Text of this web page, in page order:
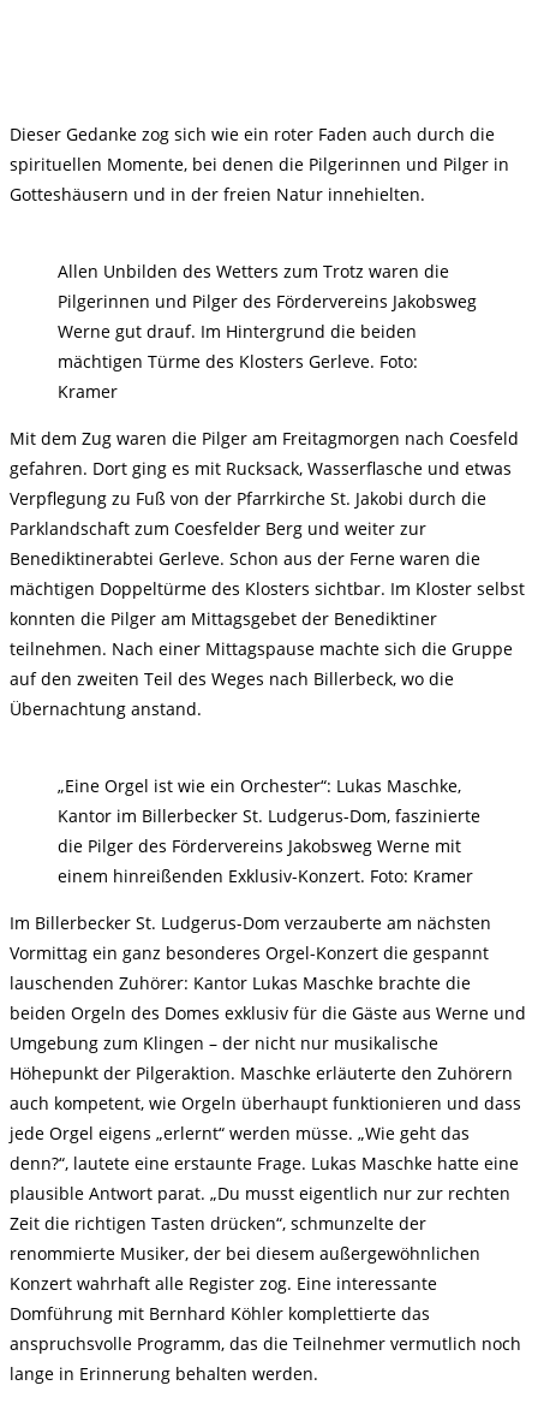
Dieser Gedanke zog sich wie ein roter Faden auch durch die
spirituellen Momente, bei denen die Pilgerinnen und Pilger in
Gotteshäusern und in der freien Natur innehielten.
Allen Unbilden des Wetters zum Trotz waren die
Pilgerinnen und Pilger des Fördervereins Jakobsweg
Werne gut drauf. Im Hintergrund die beiden
mächtigen Türme des Klosters Gerleve. Foto:
Kramer
Mit dem Zug waren die Pilger am Freitagmorgen nach Coesfeld
gefahren. Dort ging es mit Rucksack, Wasserflasche und etwas
Verpflegung zu Fuß von der Pfarrkirche St. Jakobi durch die
Parklandschaft zum Coesfelder Berg und weiter zur
Benediktinerabtei Gerleve. Schon aus der Ferne waren die
mächtigen Doppeltürme des Klosters sichtbar. Im Kloster selbst
konnten die Pilger am Mittagsgebet der Benediktiner
teilnehmen. Nach einer Mittagspause machte sich die Gruppe
auf den zweiten Teil des Weges nach Billerbeck, wo die
Übernachtung anstand.
„Eine Orgel ist wie ein Orchester“: Lukas Maschke,
Kantor im Billerbecker St. Ludgerus-Dom, faszinierte
die Pilger des Fördervereins Jakobsweg Werne mit
einem hinreißenden Exklusiv-Konzert. Foto: Kramer
Im Billerbecker St. Ludgerus-Dom verzauberte am nächsten
Vormittag ein ganz besonderes Orgel-Konzert die gespannt
lauschenden Zuhörer: Kantor Lukas Maschke brachte die
beiden Orgeln des Domes exklusiv für die Gäste aus Werne und
Umgebung zum Klingen – der nicht nur musikalische
Höhepunkt der Pilgeraktion. Maschke erläuterte den Zuhörern
auch kompetent, wie Orgeln überhaupt funktionieren und dass
jede Orgel eigens „erlernt“ werden müsse. „Wie geht das
denn?“, lautete eine erstaunte Frage. Lukas Maschke hatte eine
plausible Antwort parat. „Du musst eigentlich nur zur rechten
Zeit die richtigen Tasten drücken“, schmunzelte der
renommierte Musiker, der bei diesem außergewöhnlichen
Konzert wahrhaft alle Register zog. Eine interessante
Domführung mit Bernhard Köhler komplettierte das
anspruchsvolle Programm, das die Teilnehmer vermutlich noch
lange in Erinnerung behalten werden.